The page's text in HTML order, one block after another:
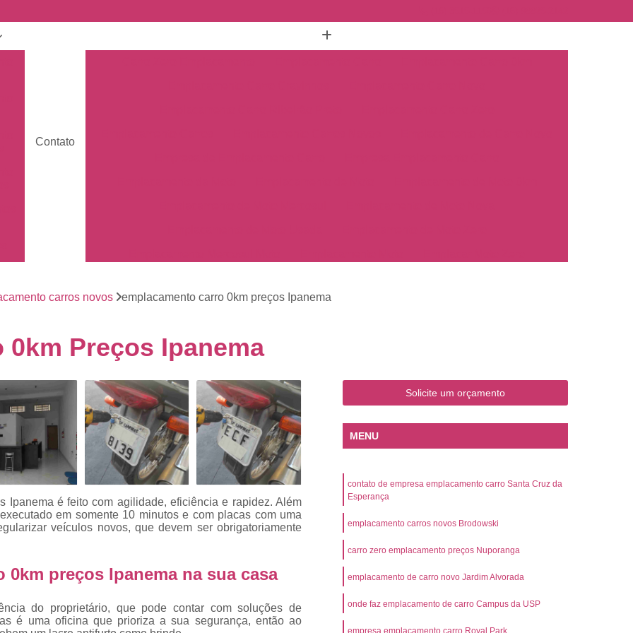
Contato
Emplacamento da Placa Mercosul
Emplacamento de Veículo Pcd
Emplacamento do Carro
Emplacamento do Veículo
Emplacamento Veículos Novos
Emplacamento Veículos Zero
Detran Emplacamento de Veículo
Emplacamento de Veículo
Emplacamento de Veículo Cravinhos
Emplacamento de Veículo Novo
Emplacamento de Veículo Usado
Emplacamento de Veículo Zero
Emplacamento Veículo Novo
Emplacamento Veículo Zero
Emplacamento Veículos
Processo de Emplacamento de Veículo Zero
Emplacamento Mercosul Ribeirão Preto
carros novos emplacamento carro 0km preços Ipanema
Preços Ipanema
Ipanema é feito com agilidade, eficiência e rapidez. Além
em somente 10 minutos e com placas com uma
veículos novos, que devem ser obrigatoriamente
0km preços Ipanema na sua casa
do proprietário, que pode contar com soluções de
é uma oficina que prioriza a sua segurança, então ao
Solicite um orçamento
MENU
contato de empresa emplacamento carro Santa Cruz da
Esperança
emplacamento carros novos Brodowski
carro zero emplacamento preços Nuporanga
emplacamento de carro novo Jardim Alvorada
onde faz emplacamento de carro Campus da USP
empresa emplacamento carro Royal Park